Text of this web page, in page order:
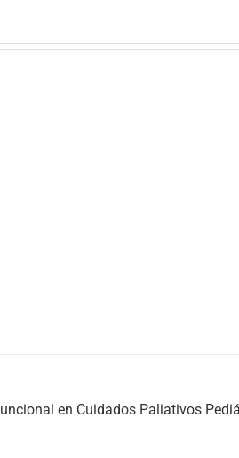
en Cuidados Paliativos